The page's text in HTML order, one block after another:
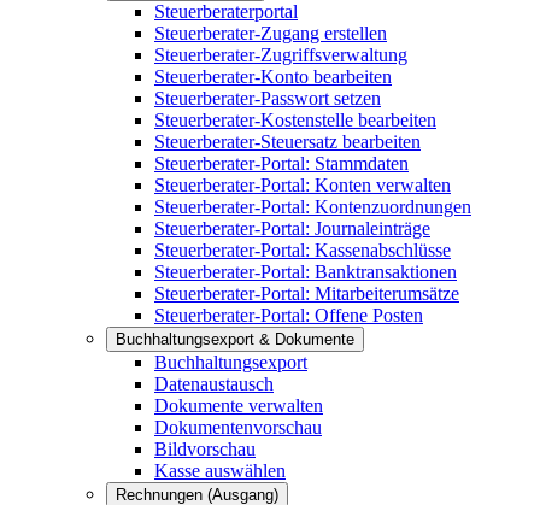
Steuerberaterportal
Steuerberater-Zugang erstellen
Steuerberater-Zugriffsverwaltung
Steuerberater-Konto bearbeiten
Steuerberater-Passwort setzen
Steuerberater-Kostenstelle bearbeiten
Steuerberater-Steuersatz bearbeiten
Steuerberater-Portal: Stammdaten
Steuerberater-Portal: Konten verwalten
Steuerberater-Portal: Kontenzuordnungen
Steuerberater-Portal: Journaleinträge
Steuerberater-Portal: Kassenabschlüsse
Steuerberater-Portal: Banktransaktionen
Steuerberater-Portal: Mitarbeiterumsätze
Steuerberater-Portal: Offene Posten
Buchhaltungsexport & Dokumente
Buchhaltungsexport
Datenaustausch
Dokumente verwalten
Dokumentenvorschau
Bildvorschau
Kasse auswählen
Rechnungen (Ausgang)